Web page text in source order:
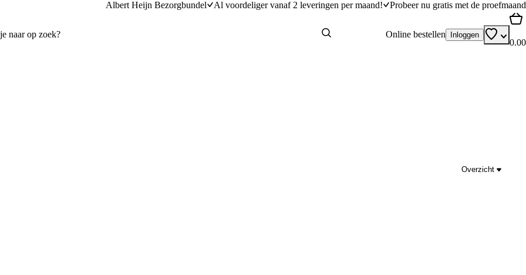
Albert Heijn Bezorgbundel Al voordeliger vanaf 2 leveringen per maand! Probeer nu gratis met de proefmaand
Online bestellen Inloggen
0.00
Overzicht